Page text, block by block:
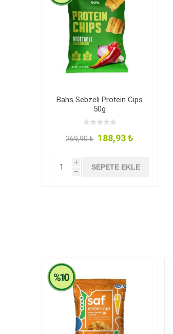
Bahs Sebzeli Protein Cips
50g
269,90 ₺ 188,93 ₺
i
h
SEPETE EKLE